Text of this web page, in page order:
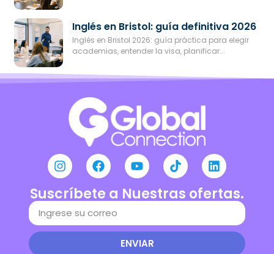
Inglés en Bristol: guía definitiva 2026
Inglés en Bristol 2026: guía práctica para elegir
academias, entender la visa, planificar...
Suscríbete a Nuestras ofertas.
ENVIAR